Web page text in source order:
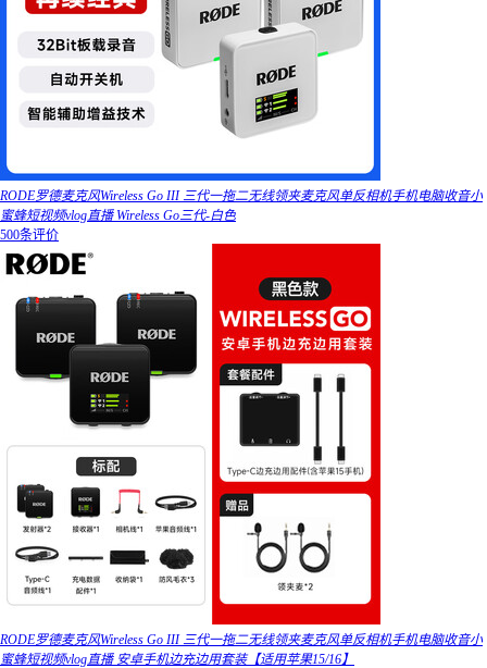
RODE罗德麦克风Wireless Go III 三代一拖二无线领夹麦克风单反相机手机电脑收音小
蜜蜂短视频vlog直播 Wireless Go三代-白色
500条评价
RODE罗德麦克风Wireless Go III 三代一拖二无线领夹麦克风单反相机手机电脑收音小
蜜蜂短视频vlog直播 安卓手机边充边用套装【适用苹果15/16】